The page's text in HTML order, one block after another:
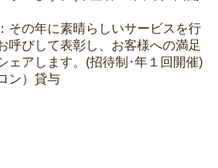
その年に素晴らしいサービスを行
呼びして表彰し、お客様への満足
ェアします。(招待制･年１回開催)
ン）貸与